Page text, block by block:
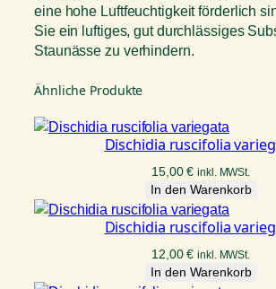
eine hohe Luftfeuchtigkeit förderlich
Sie ein luftiges, gut durchlässiges
Staunässe zu verhindern.
Ähnliche Produkte
Dischidia ruscifolia
15,00€ inkl. MWSt.
In den Warenkorb
Dischidia ruscifolia
12,00€ inkl. MWSt.
In den Warenkorb